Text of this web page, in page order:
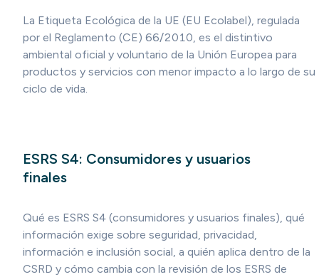
La Etiqueta Ecológica de la UE (EU Ecolabel), regulada
por el Reglamento (CE) 66/2010, es el distintivo
ambiental oficial y voluntario de la Unión Europea para
productos y servicios con menor impacto a lo largo de su
ciclo de vida.
ESRS S4: Consumidores y usuarios
finales
Qué es ESRS S4 (consumidores y usuarios finales), qué
información exige sobre seguridad, privacidad,
información e inclusión social, a quién aplica dentro de la
CSRD y cómo cambia con la revisión de los ESRS de